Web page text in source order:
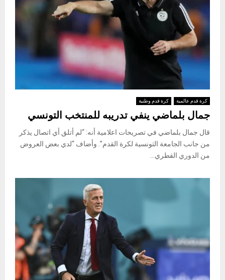
كرة قدم عالمية كرة قدم وطنية
جمال بلماضي ينفي تدريبه للمنتخب التونسي
قال جمال بلماضي في تصريحات اعلامية أنه: “لم أتلق أي اتصال يذكر
من جانب الجامعة التونسية لكرة القدم”. وأضاف “لدي بعض العروض
من الدوري القطري...